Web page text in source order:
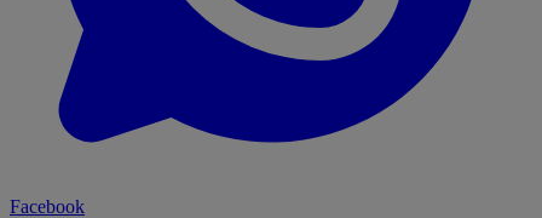
Facebook